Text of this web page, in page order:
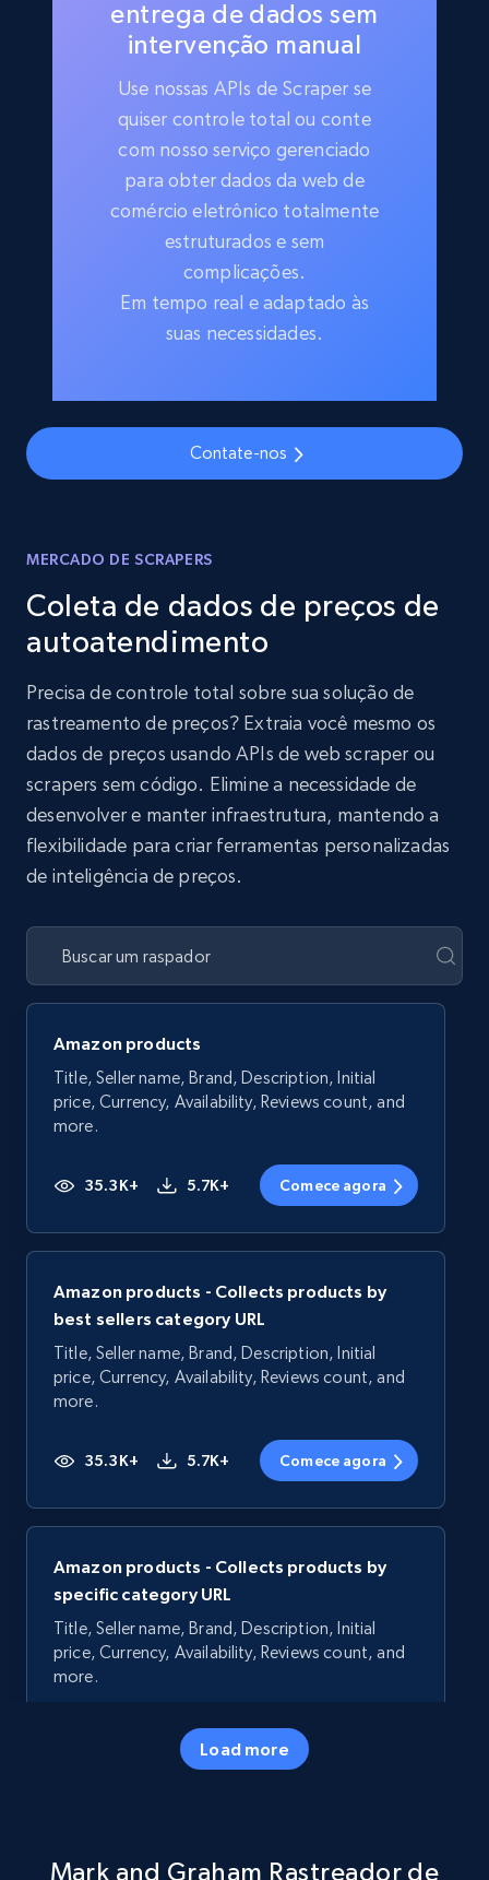
entrega de dados sem
intervenção manual
Use nossas APIs de Scraper se
quiser controle total ou conte
com nosso serviço gerenciado
para obter dados da web de
comércio eletrônico totalmente
estruturados e sem
complicações.
Em tempo real e adaptado às
suas necessidades.
Contate-nos
MERCADO DE SCRAPERS
Coleta de dados de preços de
autoatendimento
Precisa de controle total sobre sua solução de
rastreamento de preços? Extraia você mesmo os
dados de preços usando APIs de web scraper ou
scrapers sem código. Elimine a necessidade de
desenvolver e manter infraestrutura, mantendo a
flexibilidade para criar ferramentas personalizadas
de inteligência de preços.
Amazon products
Title, Seller name, Brand, Description, Initial
price, Currency, Availability, Reviews count, and
more.
35.3K+ 5.7K+ Comece agora
Amazon products - Collects products by
best sellers category URL
Title, Seller name, Brand, Description, Initial
price, Currency, Availability, Reviews count, and
more.
35.3K+ 5.7K+ Comece agora
Amazon products - Collects products by
specific category URL
Title, Seller name, Brand, Description, Initial
price, Currency, Availability, Reviews count, and
more.
5.7K+ Comece agora
specific keywords
Load more
Mark and Graham Rastreador de